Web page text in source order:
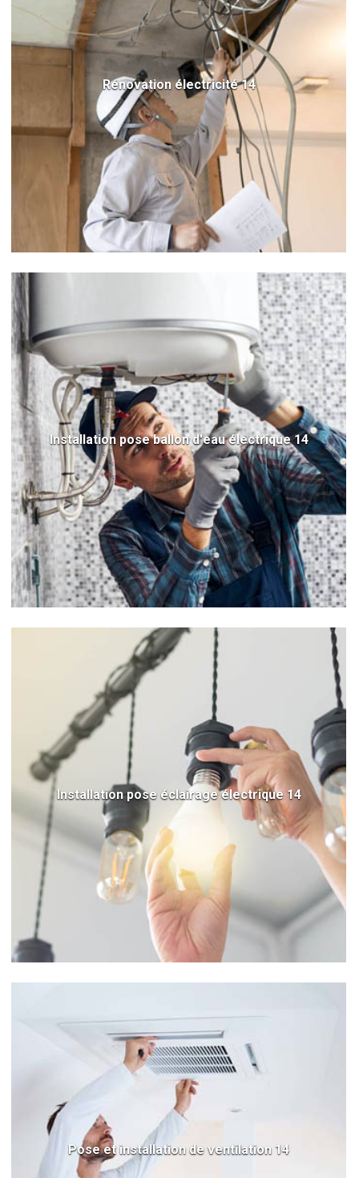
Rénovation électricité 14
Installation pose ballon d'eau électrique 14
Installation pose éclairage électrique 14
Pose et installation de ventilation 14